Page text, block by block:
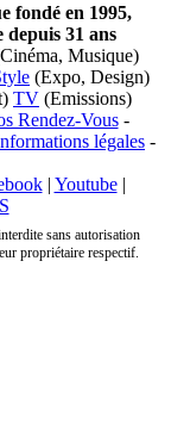
fondé en 1995,
31 ans
Musique)
(Expo, Design)
TV (Emissions)
Rendez-Vous-
légales -
| Youtube|
sans autorisation
propriétaire respectif.